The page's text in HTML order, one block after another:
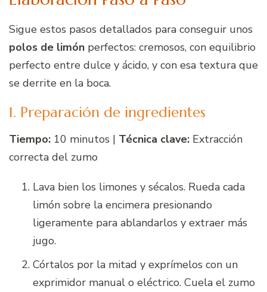
Sigue estos pasos detallados para conseguir unos
polos de limón perfectos: cremosos, con equilibrio
perfecto entre dulce y ácido, y con esa textura que
se derrite en la boca.
1. Preparación de ingredientes
Tiempo: 10 minutos | Técnica clave: Extracción
correcta del zumo
Lava bien los limones y sécalos. Rueda cada
limón sobre la encimera presionando
ligeramente para ablandarlos y extraer más
jugo.
Córtalos por la mitad y exprímelos con un
exprimidor manual o eléctrico. Cuela el zumo